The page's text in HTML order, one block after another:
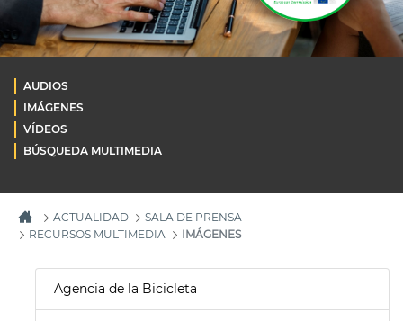
AUDIOS
IMÁGENES
VÍDEOS
BÚSQUEDA MULTIMEDIA
ACTUALIDAD
SALA DE PRENSA
RECURSOS MULTIMEDIA
IMÁGENES
Agencia de la Bicicleta